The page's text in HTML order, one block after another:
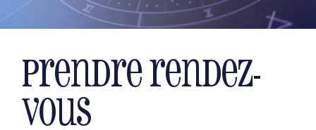
prendre rendez-
vous